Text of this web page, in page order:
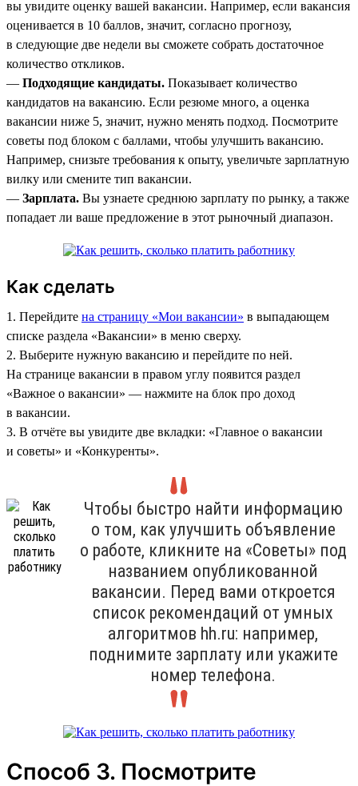
вы увидите оценку вашей вакансии. Например, если вакансия
оценивается в 10 баллов, значит, согласно прогнозу,
в следующие две недели вы сможете собрать достаточное
количество откликов.
— Подходящие кандидаты. Показывает количество
кандидатов на вакансию. Если резюме много, а оценка
вакансии ниже 5, значит, нужно менять подход. Посмотрите
советы под блоком с баллами, чтобы улучшить вакансию.
Например, снизьте требования к опыту, увеличьте зарплатную
вилку или смените тип вакансии.
— Зарплата. Вы узнаете среднюю зарплату по рынку, а также
попадает ли ваше предложение в этот рыночный диапазон.
Как сделать
1. Перейдите на страницу «Мои вакансии» в выпадающем
списке раздела «Вакансии» в меню сверху.
2. Выберите нужную вакансию и перейдите по ней.
На странице вакансии в правом углу появится раздел
«Важное о вакансии» — нажмите на блок про доход
в вакансии.
3. В отчёте вы увидите две вкладки: «Главное о вакансии
и советы» и «Конкуренты».
Чтобы быстро найти информацию
о том, как улучшить объявление
о работе, кликните на «Советы» под
названием опубликованной
вакансии. Перед вами откроется
список рекомендаций от умных
алгоритмов hh.ru: например,
поднимите зарплату или укажите
номер телефона.
Способ 3. Посмотрите